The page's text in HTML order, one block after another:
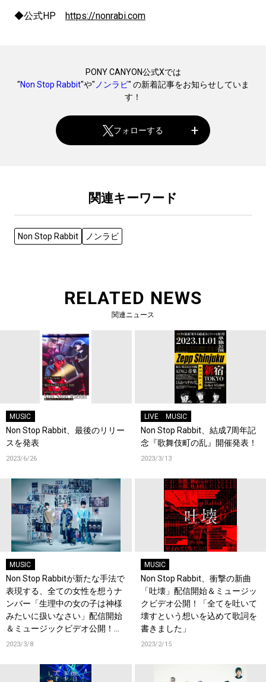
◆公式HP https://nonrabi.com
PONY CANYON公式Xでは
"Non Stop Rabbit"や" ノンラビ" の新着記事をお知らせしていま
す！
フォローする
関連キーワード
Non Stop Rabbit ノンラビ
RELATED NEWS
関連ニュース
MUSIC
Non Stop Rabbit、最後のリリー
スを発表
2023/6/26
LIVE MUSIC
Non Stop Rabbit、結成7周年記
念『歌舞伎町の乱』開催発表！
2023/3/13
MUSIC
Non Stop Rabbitが新たな手法で
表現する、全ての女性を想うナ
ンバー「生理中の女の子は神様
みたいに扱いなさい」配信開始
＆ミュージックビデオ公開！
「”はじめてのちゅー”の現代版
2023/3/8
MUSIC
Non Stop Rabbit、衝撃の新曲
「吐壊」配信開始＆ミュージッ
クビデオ公開！「全てを吐いて
壊すという想いを込めて歌詞を
書きました」
2023/2/15